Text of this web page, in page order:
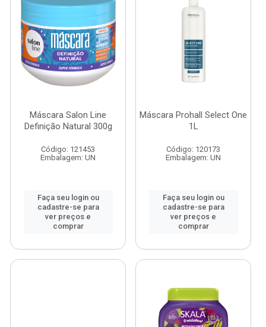
Máscara Salon Line
Definição Natural 300g
Código: 121453
Embalagem: UN
Faça seu login ou
cadastre-se para
ver preços e
comprar
Máscara Prohall Select One
1L
Código: 120173
Embalagem: UN
Faça seu login ou
cadastre-se para
ver preços e
comprar